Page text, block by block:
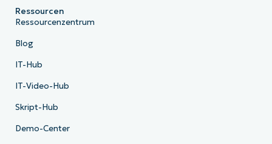
Ressourcen
Ressourcenzentrum
Blog
IT-Hub
IT-Video-Hub
Skript-Hub
Demo-Center